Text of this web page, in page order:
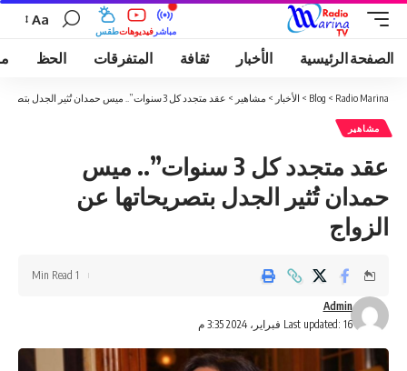
طقسفيديوهات مباشر
Aa
الصفحة الرئيسية الأخبار ثقافة المتفرقات الحظ
Radio Marina
>
Blog
> الأخبار > مشاهير > عقد متجدد كل 3 سنوات”.. ميس حمدان تُثير الجدل بتصريحاتها عن الزواج
مشاهير
عقد متجدد كل 3 سنوات”.. ميس
حمدان تُثير الجدل بتصريحاتها عن
الزواج
Last updated: 16 فبراير، 2024 3:35 م
Admin
1 Min Read